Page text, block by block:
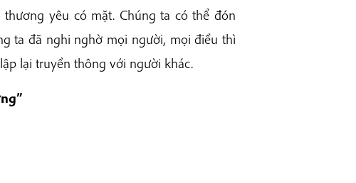
yêu có mặt. Chúng ta có thể đón
ta đã nghi nghờ mọi người, mọi điều thì
lại truyền thông với người khác.